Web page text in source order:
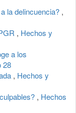
la delincuencia? ,
, Hechos y
a los
28
, Hechos y
, Hechos